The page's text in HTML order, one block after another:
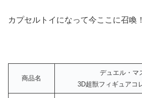
カプセルトイになって今ここに召喚！
商品名
デュエル・マ
3D超獣フィギュアコ